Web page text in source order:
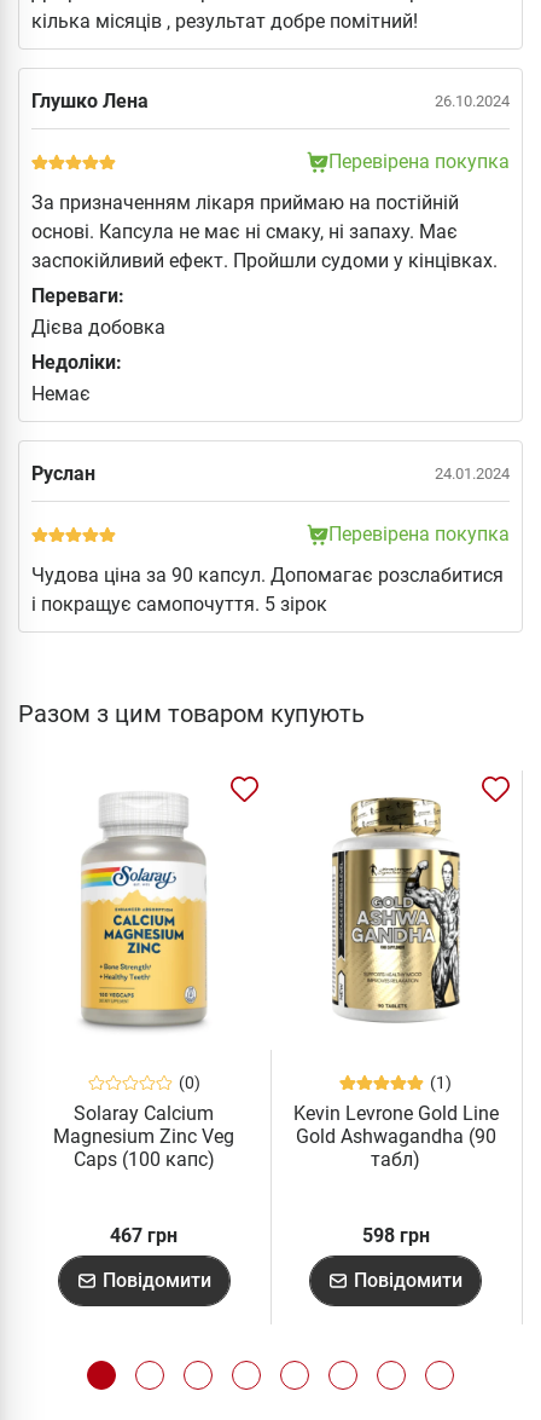
кілька місяців , результат добре помітний!
Глушко Лена 26.10.2024
Перевірена покупка
За призначенням лікаря приймаю на постійній
основі. Капсула не має ні смаку, ні запаху. Має
заспокійливий ефект. Пройшли судоми у кінцівках.
Переваги:
Дієва добовка
Недоліки:
Немає
Руслан 24.01.2024
Перевірена покупка
Чудова ціна за 90 капсул. Допомагає розслабитися
і покращує самопочуття. 5 зірок
Разом з цим товаром купують
(0)
Solaray Calcium
Magnesium Zinc Veg
Caps (100 капс)
467 грн
Повідомити
(1)
Kevin Levrone Gold Line
Gold Ashwagandha (90
табл)
598 грн
Повідомити